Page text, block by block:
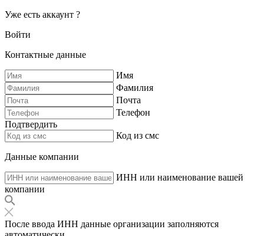
Уже есть аккаунт ?
Войти
Контактные данные
Имя
Фамилия
Почта
Телефон
Подтвердить
Код из смс
Данные компании
ИНН или наименование вашей
компании
После ввода ИНН данные организации заполняются